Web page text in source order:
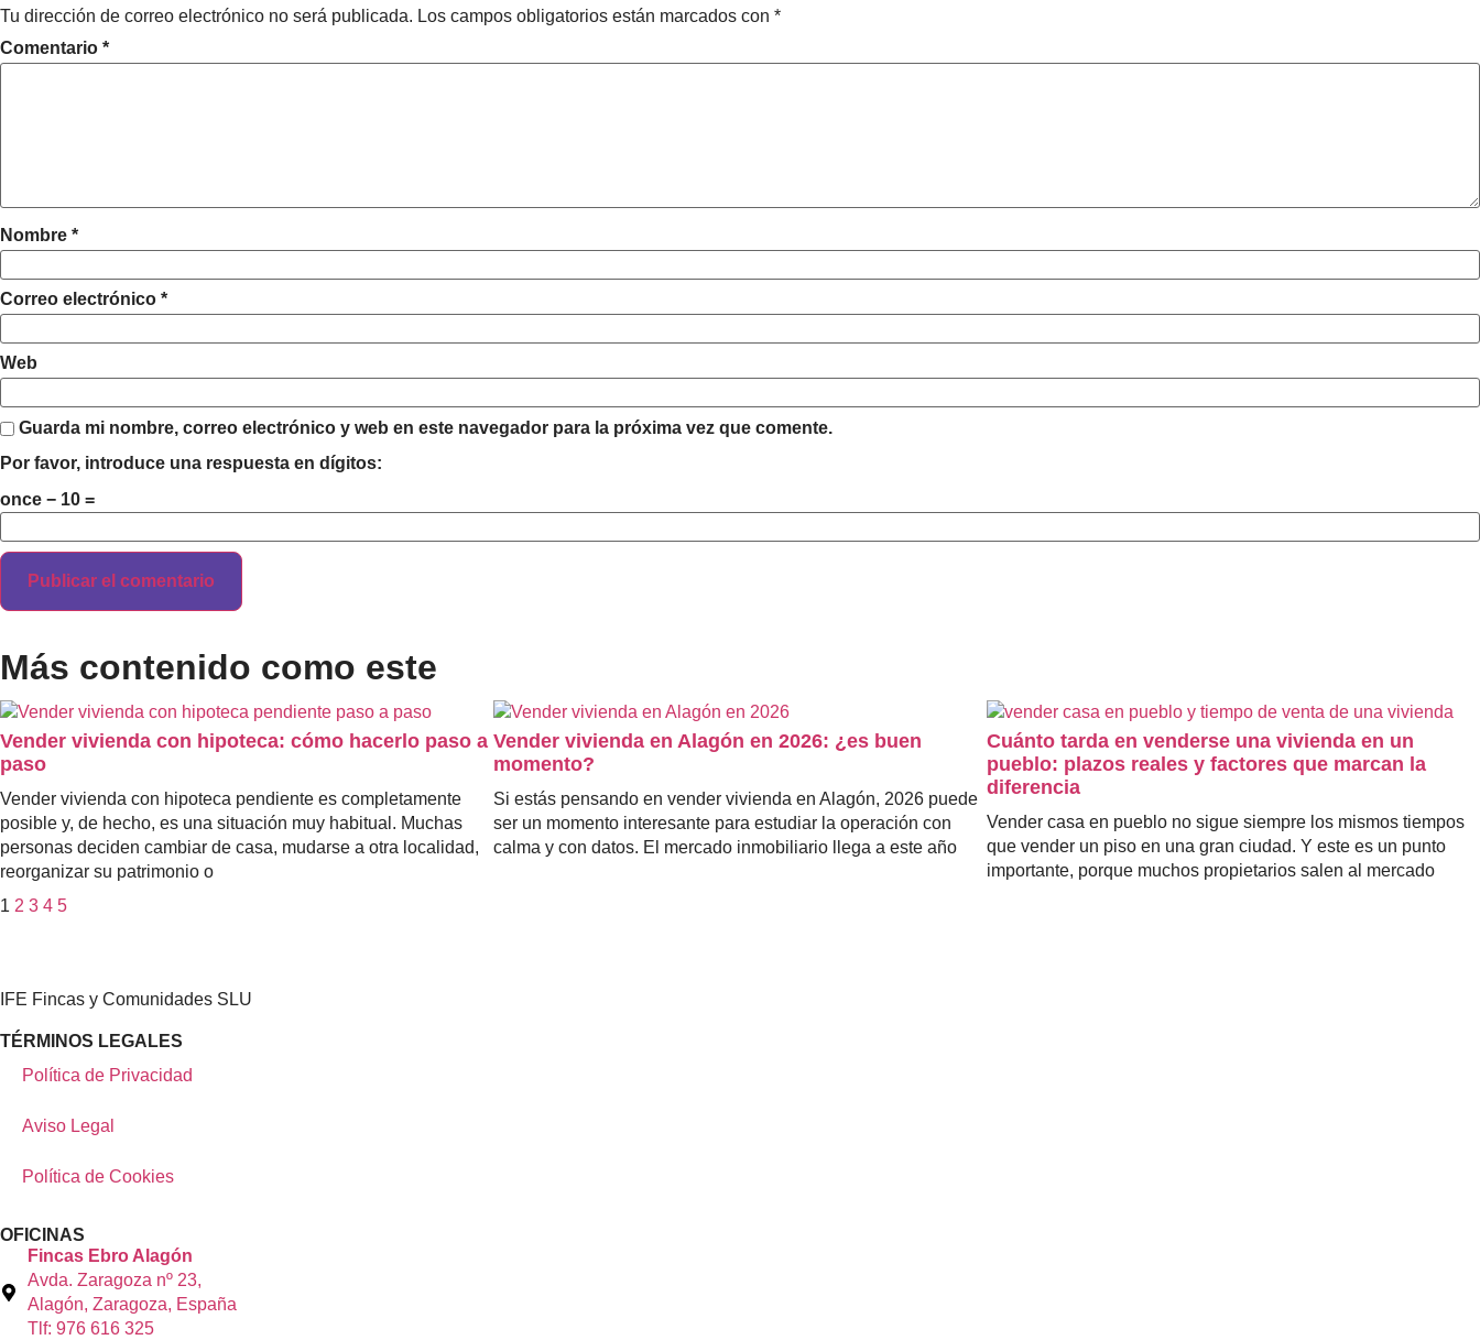
Tu dirección de correo electrónico no será publicada. Los campos obligatorios están marcados con *
Comentario *
Nombre *
Correo electrónico *
Web
Guarda mi nombre, correo electrónico y web en este navegador para la próxima vez que comente.
Por favor, introduce una respuesta en dígitos:
once − 10 =
Más contenido como este
Vender vivienda con hipoteca: cómo hacerlo paso a
paso
Vender vivienda con hipoteca pendiente es completamente
posible y, de hecho, es una situación muy habitual. Muchas
personas deciden cambiar de casa, mudarse a otra localidad,
reorganizar su patrimonio o
Vender vivienda en Alagón en 2026: ¿es buen
momento?
Si estás pensando en vender vivienda en Alagón, 2026 puede
ser un momento interesante para estudiar la operación con
calma y con datos. El mercado inmobiliario llega a este año
Cuánto tarda en venderse una vivienda en un
pueblo: plazos reales y factores que marcan la
diferencia
Vender casa en pueblo no sigue siempre los mismos tiempos
que vender un piso en una gran ciudad. Y este es un punto
importante, porque muchos propietarios salen al mercado
1 2 3 4 5
IFE Fincas y Comunidades SLU
TÉRMINOS LEGALES
Política de Privacidad
Aviso Legal
Política de Cookies
OFICINAS
Fincas Ebro Alagón
Avda. Zaragoza nº 23,
Alagón, Zaragoza, España
Tlf: 976 616 325